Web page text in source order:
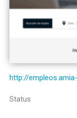
http://
Status